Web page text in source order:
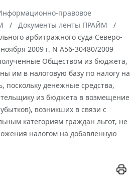
правовое
Документы ленты ПРАЙМ
арбитражного суда Северо-
2009 г. N А56-30480/2009
Обществом из бюджета,
им в налоговую базу по налогу на
поскольку денежные средства,
из бюджета в возмещение
возникших в связи с
категориям граждан льгот, не
налогом на добавленную